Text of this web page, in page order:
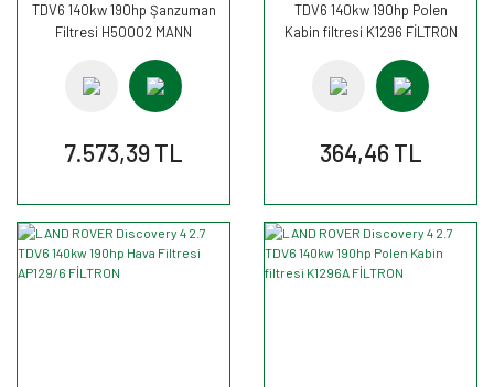
TDV6 140kw 190hp Şanzuman
Filtresi H50002 MANN
7.573,39 TL
TDV6 140kw 190hp Polen
Kabin filtresi K1296 FİLTRON
364,46 TL